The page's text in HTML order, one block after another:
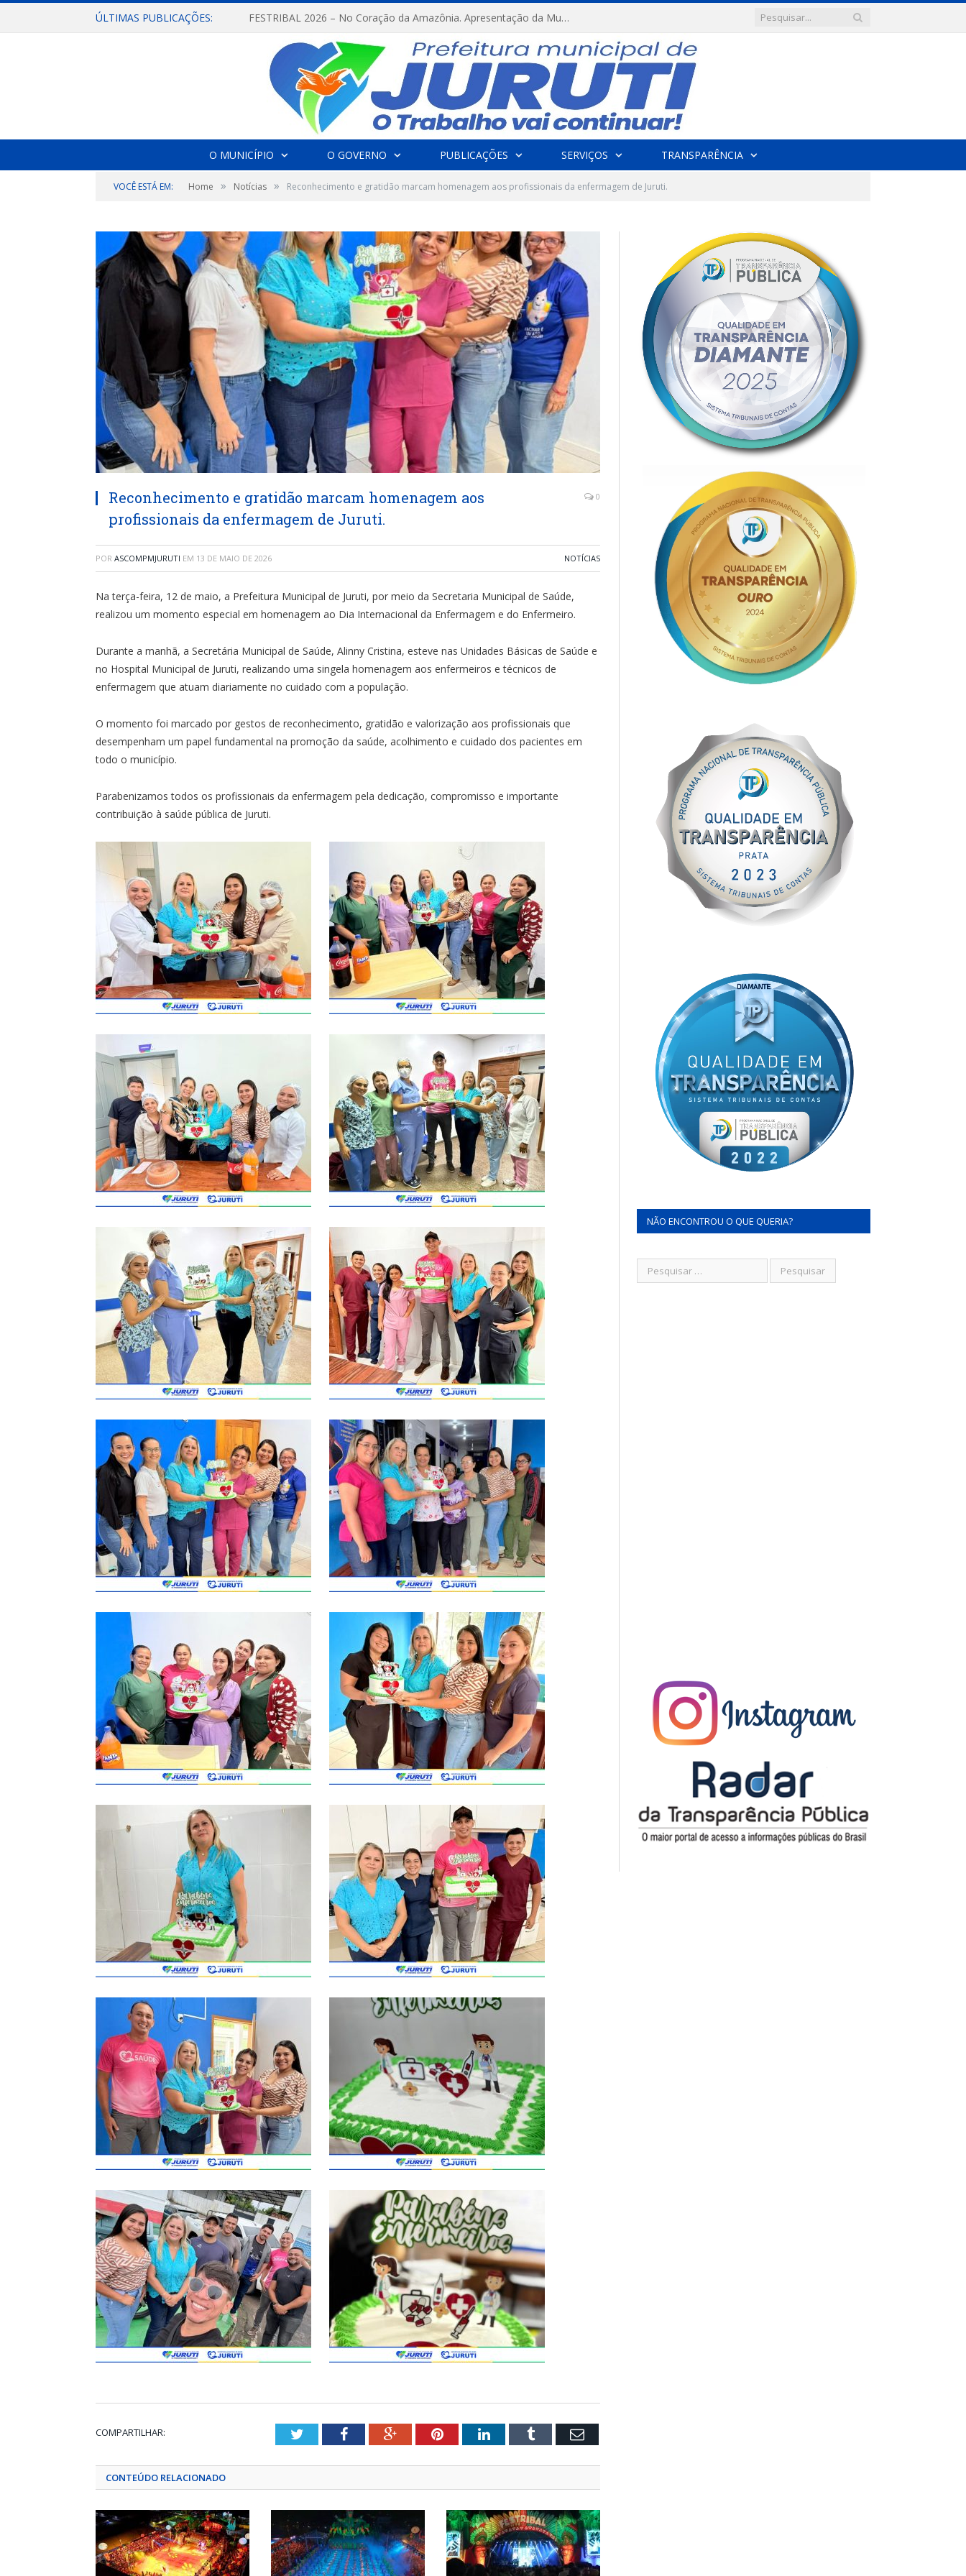
ÚLTIMAS PUBLICAÇÕES: FESTRIBAL 2026 – No Coração da Amazônia. Apresentação da Munduruku.
O MUNICÍPIO O GOVERNO PUBLICAÇÕES SERVIÇOS TRANSPARÊNCIA
VOCÊ ESTÁ EM: Home » Notícias » Reconhecimento e gratidão marcam homenagem aos profissionais da enfermagem de Juruti.
Reconhecimento e gratidão marcam homenagem aos
profissionais da enfermagem de Juruti.
0
POR ASCOMPMJURUTI EM 13 DE MAIO DE 2026 NOTÍCIAS
Na terça-feira, 12 de maio, a Prefeitura Municipal de Juruti, por meio da Secretaria Municipal de Saúde,
realizou um momento especial em homenagem ao Dia Internacional da Enfermagem e do Enfermeiro.
Durante a manhã, a Secretária Municipal de Saúde, Alinny Cristina, esteve nas Unidades Básicas de Saúde e
no Hospital Municipal de Juruti, realizando uma singela homenagem aos enfermeiros e técnicos de
enfermagem que atuam diariamente no cuidado com a população.
O momento foi marcado por gestos de reconhecimento, gratidão e valorização aos profissionais que
desempenham um papel fundamental na promoção da saúde, acolhimento e cuidado dos pacientes em
todo o município.
Parabenizamos todos os profissionais da enfermagem pela dedicação, compromisso e importante
contribuição à saúde pública de Juruti.
COMPARTILHAR: TwitterFacebookGoogle+PinterestLinkedInTumblr Email
CONTEÚDO RELACIONADO
NÃO ENCONTROU O QUE QUERIA?